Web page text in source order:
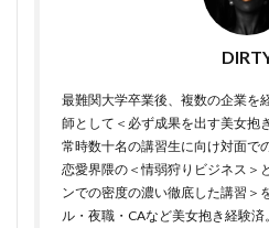
最難関大学卒業後、複数の企業を
師として＜必ず成果を出す美女抱
常時数十名の講習生に向け対面で
恋愛界隈の＜情弱狩りビジネス＞
ンでの密度の濃い徹底した講習＞
ル・夜職・CAなど美女抱き経験